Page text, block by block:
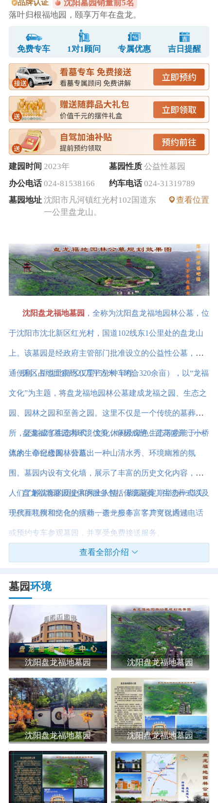
品牌认证
沈阳墓园销量前5名
落叶归根福地园，颐享万年在盘龙。
免费专车 1对1顾问 专属优惠 吉日提醒
建园时间 2023年 墓园性质 公益性墓园
办公电话 024-81538166 约车电话 024-31319789
墓园地址 沈阳市凡河镇红光村102国道东
一公里盘龙山。
查看位置
沈阳盘龙福地墓园 ，全称为沈阳盘龙福地园林公墓，位
于沈阳市沈北新区红光村，国道102线东1公里处的盘龙山
上。该墓园是经政府主管部门批准设立的公益性公墓，交
通便利，距沈北新区仅需15分钟车程。
园区占地面积约21万平方米（约合320余亩），以“龙福
文化”为主题，将盘龙福地园林公墓建成龙福之园、生态之
园、园林之园和至善之园。这里不仅是一个传统的墓葬场
所，还集成了生态葬式、文化休闲及绿色生态等功能于一
体的生命纪念园林公墓。
盘龙福地墓园内环境优美，绿树成荫，百花盛开，小桥
流水，亭台楼阁，营造出一种山清水秀、环境幽雅的氛
围。墓园内设有文化墙，展示了丰富的历史文化内容，让
人们了解沈阳的历史和风土人情。墓园还定期举办一些关
于殡葬礼仪和文化的活动，进一步丰富了其文化内涵。
盘龙福地墓园提供的服务包括传统墓葬、生态葬式以及
现代互联网相结合的殡葬一条龙服务。客户可以通过电话
或预约专车参观墓园，并享受免费接送服务。
查看全部介绍
墓园环境
沈阳盘龙福地墓园 沈阳盘龙福地墓园
沈阳盘龙福地墓园 沈阳盘龙福地墓园